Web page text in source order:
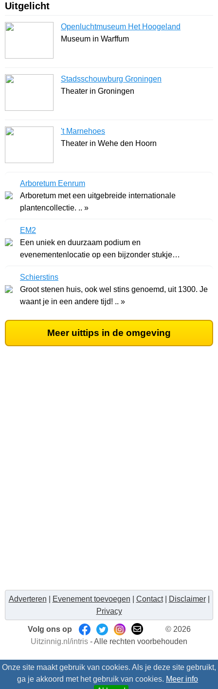
Onze site maakt gebruik van cookies. Als je deze site gebruikt,
ga je akkoord met het gebruik van cookies. Meer info
Uitgelicht
Openluchtmuseum Het Hoogeland
Museum in Warffum
Stadsschouwburg Groningen
Theater in Groningen
't Marnehoes
Theater in Wehe den Hoorn
Arboretum Eenrum
Arboretum met een uitgebreide internationale
plantencollectie. .. »
EM2
Een uniek en duurzaam podium en
evenementenlocatie op een bijzonder stukje
Schierstins
Groot stenen huis, ook wel stins genoemd, uit 1300. Je
waant je in een andere tijd! .. »
Meer uittips in de omgeving
Adverteren Evenement toevoegen Contact| Disclaimer|
Privacy
Volg ons op
© 2026
Uitzinnig.nl/intris - Alle rechten voorbehouden